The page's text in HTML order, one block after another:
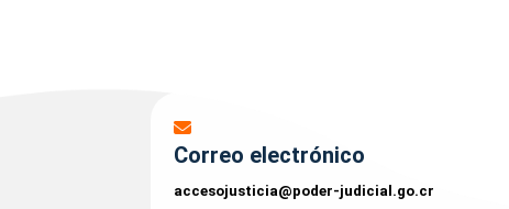
Correo electrónico
accesojusticia@poder-judicial.go.cr